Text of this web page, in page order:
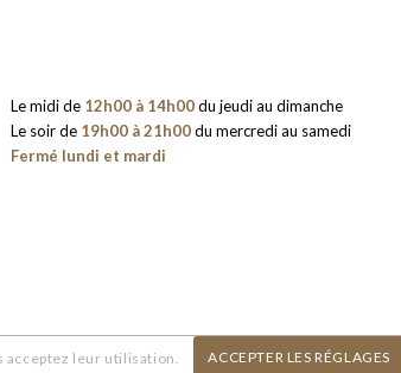
Le midi de 12h00 à 14h00du jeudi au dimanche
Le soir de 19h00 à 21h00du mercredi au samedi
Fermé lundi et mardi
leur utilisation. ACCEPTER LES RÉGLAGES